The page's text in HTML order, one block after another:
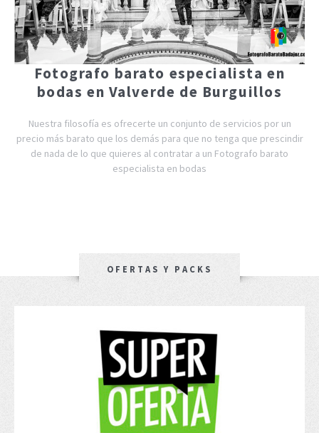
Fotografo barato especialista en
bodas en Valverde de Burguillos
Nuestra filosofía es ofrecerte un conjunto de servicios por un
precio más barato que los demás para que no tenga que prescindir
de nada de lo que quieres al contratar a un Fotografo barato
especialista en bodas
OFERTAS Y PACKS